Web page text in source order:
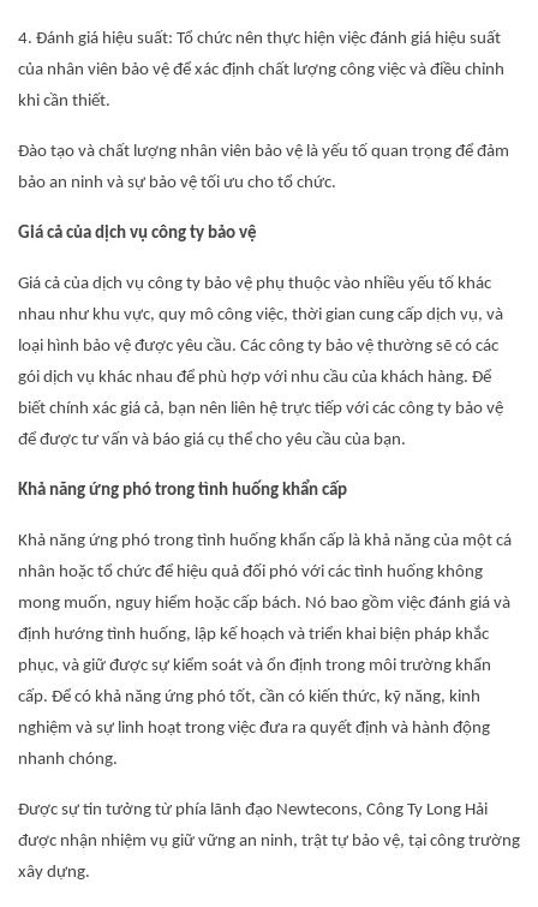
4. Đánh giá hiệu suất: Tổ chức nên thực hiện việc đánh giá hiệu suất
của nhân viên bảo vệ để xác định chất lượng công việc và điều chỉnh
khi cần thiết.
Đào tạo và chất lượng nhân viên bảo vệ là yếu tố quan trọng để đảm
bảo an ninh và sự bảo vệ tối ưu cho tổ chức.
Giá cả của dịch vụ công ty bảo vệ
Giá cả của dịch vụ công ty bảo vệ phụ thuộc vào nhiều yếu tố khác
nhau như khu vực, quy mô công việc, thời gian cung cấp dịch vụ, và
loại hình bảo vệ được yêu cầu. Các công ty bảo vệ thường sẽ có các
gói dịch vụ khác nhau để phù hợp với nhu cầu của khách hàng. Để
biết chính xác giá cả, bạn nên liên hệ trực tiếp với các công ty bảo vệ
để được tư vấn và báo giá cụ thể cho yêu cầu của bạn.
Khả năng ứng phó trong tình huống khẩn cấp
Khả năng ứng phó trong tình huống khẩn cấp là khả năng của một cá
nhân hoặc tổ chức để hiệu quả đối phó với các tình huống không
mong muốn, nguy hiểm hoặc cấp bách. Nó bao gồm việc đánh giá và
định hướng tình huống, lập kế hoạch và triển khai biện pháp khắc
phục, và giữ được sự kiểm soát và ổn định trong môi trường khẩn
cấp. Để có khả năng ứng phó tốt, cần có kiến thức, kỹ năng, kinh
nghiệm và sự linh hoạt trong việc đưa ra quyết định và hành động
nhanh chóng.
Được sự tin tưởng từ phía lãnh đạo Newtecons, Công Ty Long Hải
được nhận nhiệm vụ giữ vững an ninh, trật tự bảo vệ, tại công trường
xây dựng.